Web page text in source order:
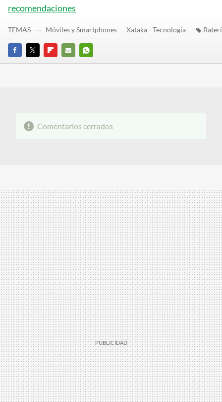
recomendaciones
FACEBOOK
TWITTERFLIPBOARD
E-
WHATSAPP
TEMAS Móviles y Smartphones Xataka - Tecnología
Comentarios cerrados